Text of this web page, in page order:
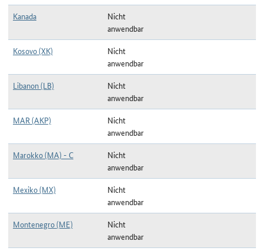
Kanada
Nicht
anwendbar
Kosovo (XK)
Nicht
anwendbar
Libanon (LB)
Nicht
anwendbar
MAR (AKP)
Nicht
anwendbar
Marokko (MA) - C
Nicht
anwendbar
Mexiko (MX)
Nicht
anwendbar
Montenegro (ME)
Nicht
anwendbar